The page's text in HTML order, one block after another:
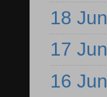
18 Jun
17 Jun
16 Jun